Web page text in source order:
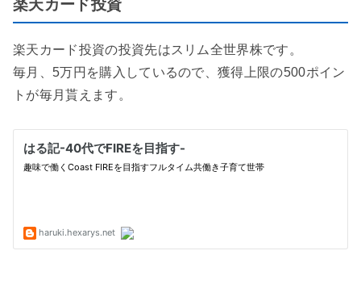
楽天カード投資
楽天カード投資の投資先はスリム全世界株です。
毎月、5万円を購入しているので、獲得上限の500ポイン
トが毎月貰えます。